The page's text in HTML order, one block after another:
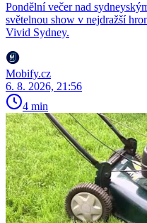
Pondělní večer nad
světelnou show v nejdražší
Vivid Sydney.
Mobify.cz
6. 8. 2026, 21:56
4 min